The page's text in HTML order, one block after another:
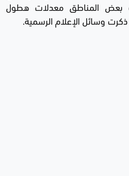
بعض المناطق معدلات هطول
وسائل الإعلام الرسمية.